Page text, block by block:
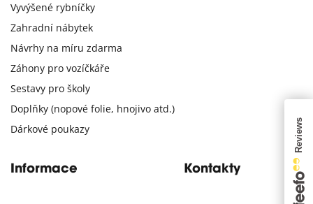
Vyvýšené rybníčky
Zahradní nábytek
Návrhy na míru zdarma
Záhony pro vozíčkáře
Sestavy pro školy
Doplňky (nopové folie, hnojivo atd.)
Dárkové poukazy
Informace Kontakty